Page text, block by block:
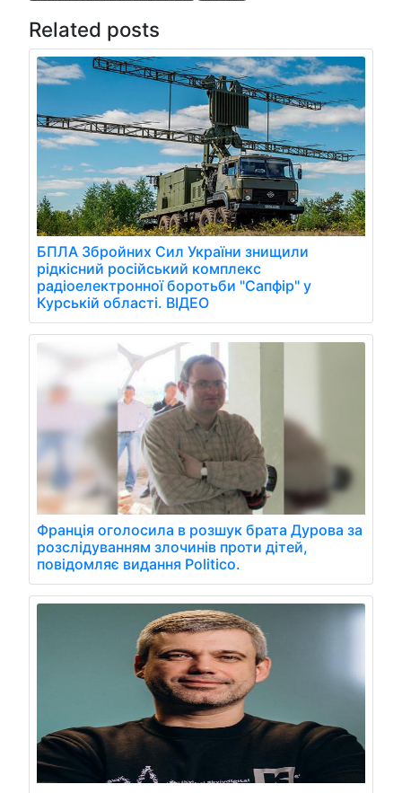
Related posts
БПЛА Збройних Сил України знищили
рідкісний російський комплекс
радіоелектронної боротьби "Сапфір" у
Курській області. ВІДЕО
Франція оголосила в розшук брата Дурова за
розслідуванням злочинів проти дітей,
повідомляє видання Politico.